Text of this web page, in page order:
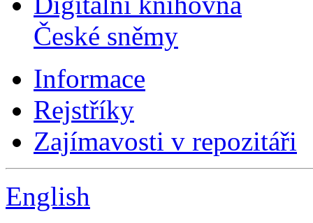
České sněmy
Informace
Rejstříky
Zajímavosti v repozitáři
English